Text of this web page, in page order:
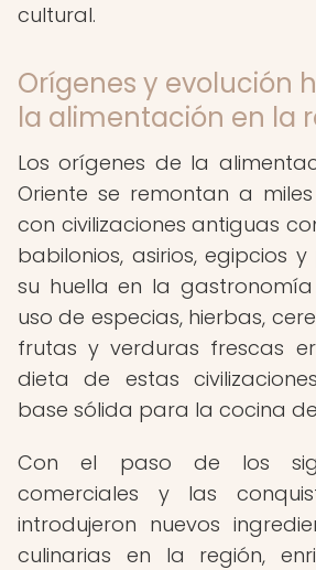
cultural.
Orígenes y evolución
la alimentación en la
Los orígenes de la
Oriente se remontan a
con civilizaciones antiguas
babilonios, asirios, egipcios
su huella en la
uso de especias, hierbas,
frutas y verduras frescas
dieta de estas
base sólida para la cocina
Con el paso de los
comerciales y las
introdujeron nuevos
culinarias en la región,